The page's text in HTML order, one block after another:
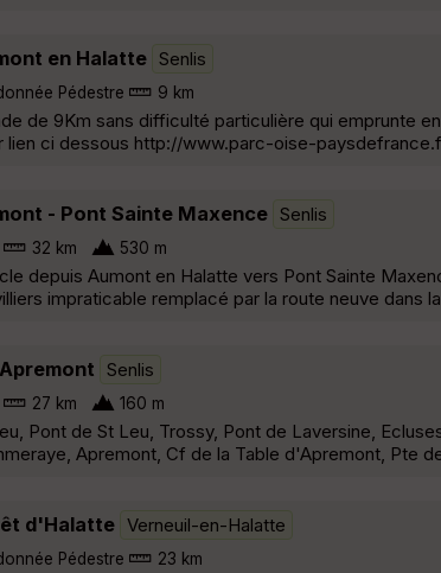
en Halatte Senlis
Pédestre 9 km
de 9Km sans difficulté particulière qui emprunte
lien ci dessous http://www.parc-oise-
- Pont Sainte Maxence Senlis
32 km 530 m
depuis Aumont en Halatte vers Pont Sainte
impraticable remplacé par la route neuve dans
Senlis
27 km 160 m
Pont de St Leu, Trossy, Pont de Laversine,
Apremont, Cf de la Table d'Apremont, Pte
d'Halatte Verneuil-en-Halatte
Pédestre 23 km